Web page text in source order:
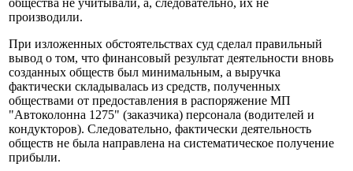
общества не учитывали, а, следовательно, их не
производили.
При изложенных обстоятельствах суд сделал правильный
вывод о том, что финансовый результат деятельности вновь
созданных обществ был минимальным, а выручка
фактически складывалась из средств, полученных
обществами от предоставления в распоряжение МП
"Автоколонна 1275" (заказчика) персонала (водителей и
кондукторов). Следовательно, фактически деятельность
обществ не была направлена на систематическое получение
прибыли.